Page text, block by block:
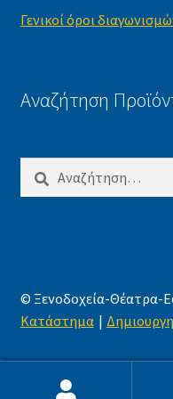
Γενικοί όροι
Αναζήτηση
για:
© Ξενοδοχεία-Θέατρα-
Κατάστημα